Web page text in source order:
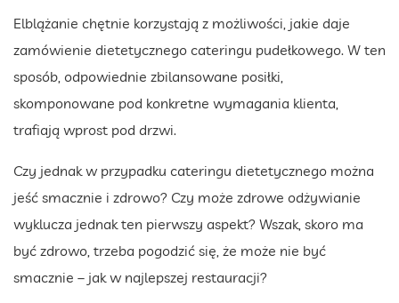
Elblążanie chętnie korzystają z możliwości, jakie daje
zamówienie dietetycznego cateringu pudełkowego. W ten
sposób, odpowiednie zbilansowane posiłki,
skomponowane pod konkretne wymagania klienta,
trafiają wprost pod drzwi.
Czy jednak w przypadku cateringu dietetycznego można
jeść smacznie i zdrowo? Czy może zdrowe odżywianie
wyklucza jednak ten pierwszy aspekt? Wszak, skoro ma
być zdrowo, trzeba pogodzić się, że może nie być
smacznie – jak w najlepszej restauracji?